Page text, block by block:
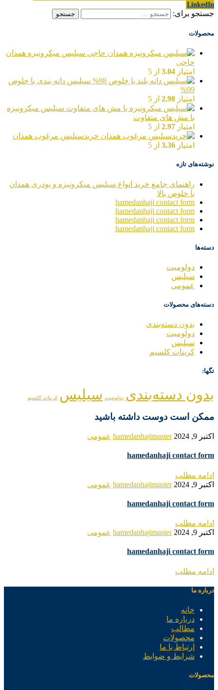
LinkedIn
جستجو برای:
محصولات
سیلیس میکرونیزه همدان
حاجی
امتیاز 3.04 از 5
سیلیس دانه بندی با خلوص
99%
امتیاز 2.98 از 5
سیلیس میکرونیزه
با مش های متفاوت
امتیاز 2.97 از 5
خریدسیلیس مرغوب همدان
امتیاز 3.36 از 5
نوشته‌های تازه
راهنمای جامع خرید انواع سیلیس میکرونیزه و پودری همدان
با خلوص بالا
hamedanhaji contact form
hamedanhaji contact form
hamedanhaji contact form
hamedanhaji contact form
دسته‌ها
دولومیت
سیلیس
عمومی
دسته‌های محصولات
بدون دسته‌بندی
دولومیت
سیلیس
کربنات کلسیم
تگها:
بدون دسته‌بندی دولومیت سیلیس کربنات کلسیم
ممکن است دوست داشته باشید
اکتبر 9, 2024 hamedanhajimaster عمومی
hamedanhaji contact form
ادامه مطلب
اکتبر 9, 2024
hamedanhajimaster عمومی
hamedanhaji contact form
ادامه مطلب
اکتبر 9, 2024
hamedanhajimaster عمومی
hamedanhaji contact form
ادامه مطلب
درباره ما
خانه
درباره ما
مطالب
محصولات
ارتباط با ما
شرایط و ضوابط
محصولات